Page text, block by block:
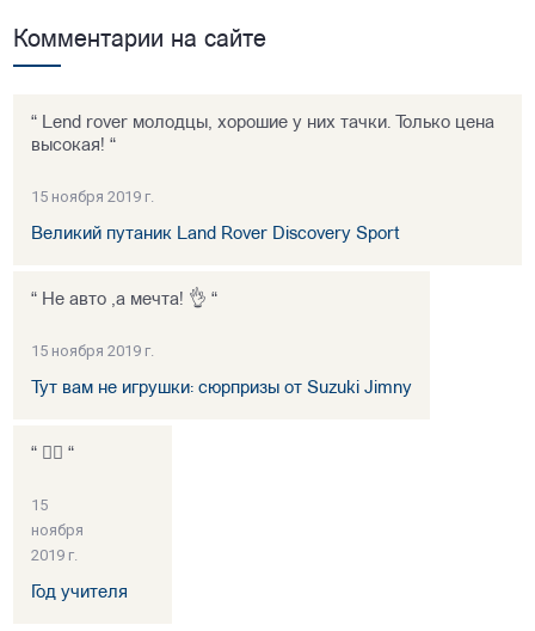
Комментарии на сайте
“ Lend rover молодцы, хорошие у них тачки. Только цена
высокая! “
15 ноября 2019 г.
Великий путаник Land Rover Discovery Sport
“ Не авто ,а мечта! 👌 “
15 ноября 2019 г.
Тут вам не игрушки: сюрпризы от Suzuki Jimny
“ 👍🏻 “
15
ноября
2019 г.
Год учителя